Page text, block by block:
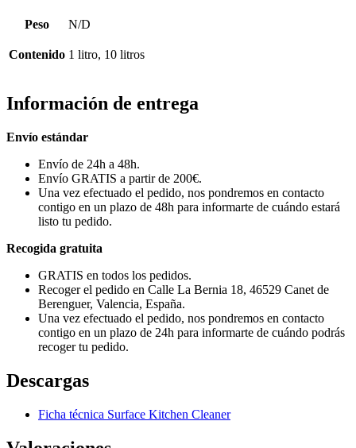
Peso N/D
Contenido 1 litro, 10 litros
Información de entrega
Envío estándar
Envío de 24h a 48h.
Envío GRATIS a partir de 200€.
Una vez efectuado el pedido, nos pondremos en contacto
contigo en un plazo de 48h para informarte de cuándo estará
listo tu pedido.
Recogida gratuita
GRATIS en todos los pedidos.
Recoger el pedido en Calle La Bernia 18, 46529 Canet de
Berenguer, Valencia, España.
Una vez efectuado el pedido, nos pondremos en contacto
contigo en un plazo de 24h para informarte de cuándo podrás
recoger tu pedido.
Descargas
Ficha técnica Surface Kitchen Cleaner